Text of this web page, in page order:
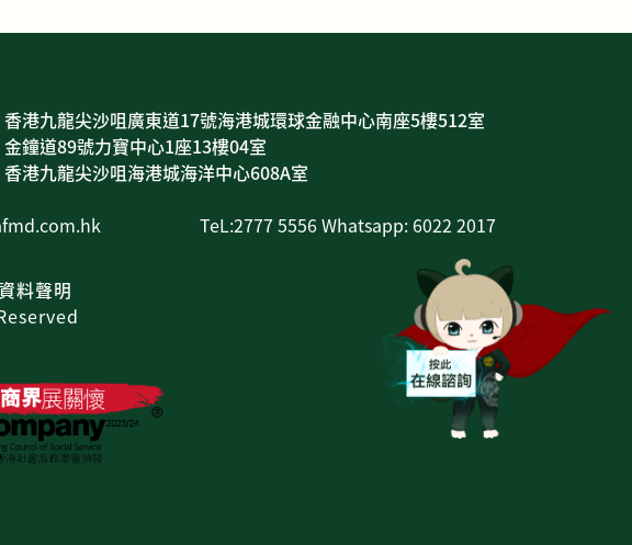
港九龍尖沙咀廣東道17號海港城環球金融中心南座5樓512室
鐘道89號力寶中心1座13樓04室
港九龍尖沙咀海港城海洋中心608A室
TeL:2777 5556 Whatsapp: 6022 2017
料聲明